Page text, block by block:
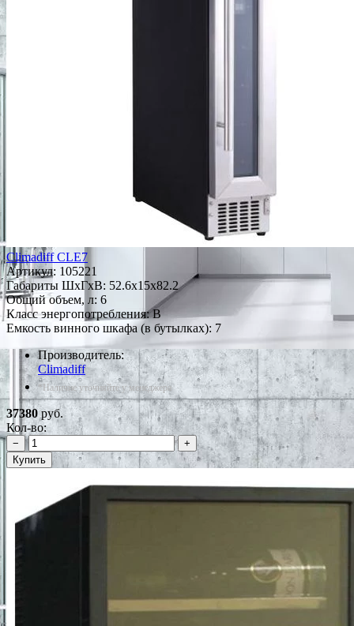
Climadiff CLE7
Артикул: 105221
Габариты ШxГxВ: 52.6x15x82.2
Общий объем, л: 6
Класс энергопотребления: B
Емкость винного шкафа (в бутылках): 7
Производитель:
Climadiff
*Наличие уточняйте у менеджера
37380 руб.
Кол-во:
−
+
Купить